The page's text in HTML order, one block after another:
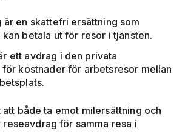
är en skattefri ersättning som
betala ut för resor i tjänsten.
ett avdrag i den privata
kostnader för arbetsresor mellan
både ta emot milersättning och
för samma resa i